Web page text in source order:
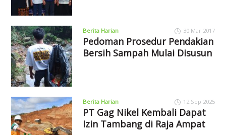
Berita Harian 30 Mar 2017
Pedoman Prosedur Pendakian
Bersih Sampah Mulai Disusun
Berita Harian 12 Sep 2025
PT Gag Nikel Kembali Dapat
Izin Tambang di Raja Ampat